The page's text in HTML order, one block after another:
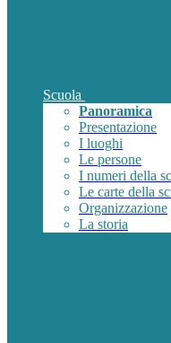
Scuola
Panoramica
Presentazione
I luoghi
Le persone
I numeri della
Le carte della
Organizzazione
La storia